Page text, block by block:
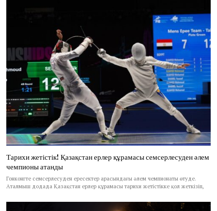
Тарихи жетістік! Қазақстан ерлер құрамасы семсерлесуден әлем
чемпионы атанды
Гонконгте семсерлесуден ересектер арасындағы әлем чемпионаты өтуде.
Аталмыш додада Қазақстан ерлер құрамасы тарихи жетістікке қол жеткізіп,